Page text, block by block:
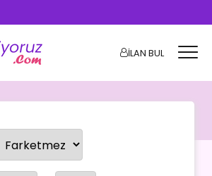
İLAN BUL